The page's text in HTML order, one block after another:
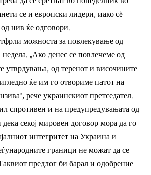
се и европски лидери, иако сè
нив ќе одговори.
можноста за повлекување од
„Ако денес се повлечеме од
утврдувања, од теренот и височините
ќе им го отвориме патот на
рече украинскиот претседател.
спротивен и на предупредувањата од
секој мировен договор мора да го
интегритет на Украина и
граници не можат да се
предлог би барал и одобрение